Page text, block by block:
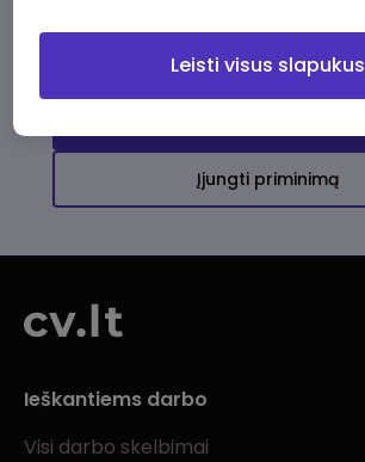
Įjungti priminimą
Ieškantiems darbo
Visi darbo skelbimai
Leisti visus slapukus